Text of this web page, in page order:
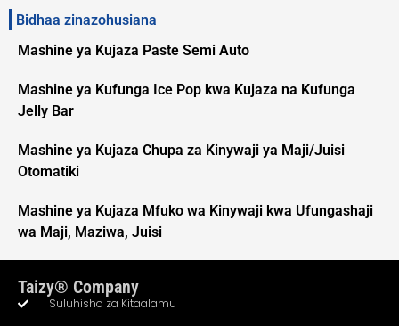
Bidhaa zinazohusiana
Mashine ya Kujaza Paste Semi Auto
Mashine ya Kufunga Ice Pop kwa Kujaza na Kufunga
Jelly Bar
Mashine ya Kujaza Chupa za Kinywaji ya Maji/Juisi
Otomatiki
Mashine ya Kujaza Mfuko wa Kinywaji kwa Ufungashaji
wa Maji, Maziwa, Juisi
Taizy® Company
Suluhisho za Kitaalamu